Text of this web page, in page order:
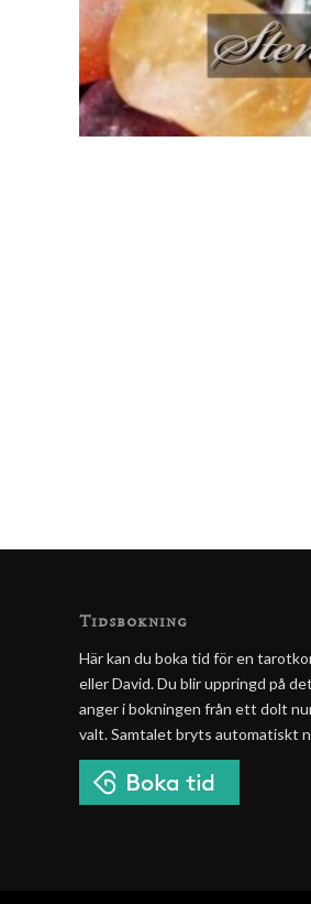
Tidsbokning
Här kan du boka tid för en
eller David. Du blir uppringd på
anger i bokningen från ett dolt
valt. Samtalet bryts automatiskt